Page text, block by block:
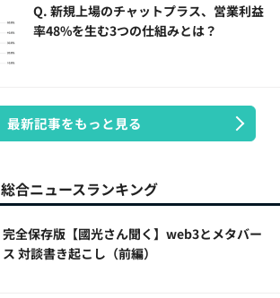
Q. 新規上場のチャットプラス、営業利益
率48%を生む3つの仕組みとは？
最新記事をもっと見る
総合ニュースランキング
完全保存版【國光さん聞く】web3とメタバー
ス 対談書き起こし（前編）